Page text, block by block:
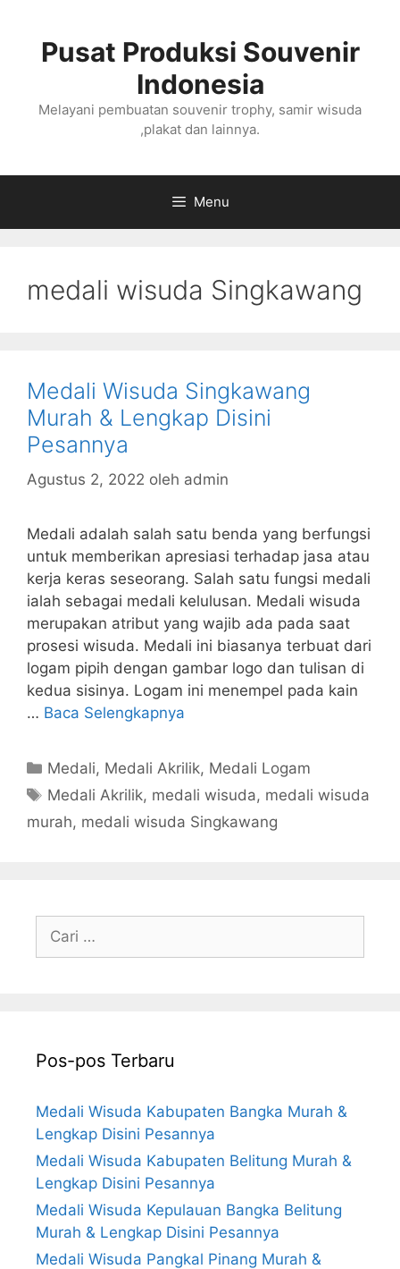
Pusat Produksi Souvenir
Indonesia
Melayani pembuatan souvenir trophy, samir wisuda
,plakat dan lainnya.
Menu
medali wisuda Singkawang
Medali Wisuda Singkawang
Murah & Lengkap Disini
Pesannya
Agustus 2, 2022 oleh admin
Medali adalah salah satu benda yang berfungsi
untuk memberikan apresiasi terhadap jasa atau
kerja keras seseorang. Salah satu fungsi medali
ialah sebagai medali kelulusan. Medali wisuda
merupakan atribut yang wajib ada pada saat
prosesi wisuda. Medali ini biasanya terbuat dari
logam pipih dengan gambar logo dan tulisan di
kedua sisinya. Logam ini menempel pada kain
… Baca Selengkapnya
Kategori
Medali, Medali Akrilik, Medali Logam
Tag
Medali Akrilik, medali wisuda, medali wisuda
murah, medali wisuda Singkawang
untuk:
Pos-pos Terbaru
Medali Wisuda Kabupaten Bangka Murah &
Lengkap Disini Pesannya
Medali Wisuda Kabupaten Belitung Murah &
Lengkap Disini Pesannya
Medali Wisuda Kepulauan Bangka Belitung
Murah & Lengkap Disini Pesannya
Medali Wisuda Pangkal Pinang Murah &